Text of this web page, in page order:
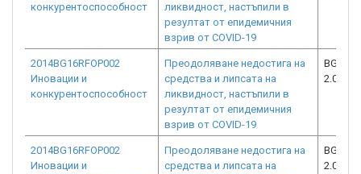
конкурентоспособност
ликвидност, настъпили в
резултат от епидемичния
взрив от COVID-19
2014BG16RFOP002
Иновации и
конкурентоспособност
Преодоляване недостига на
средства и липсата на
ликвидност, настъпили в
резултат от епидемичния
взрив от COVID-19
2.073-
2014BG16RFOP002
Иновации и
Преодоляване недостига на
средства и липсата на
2.073-